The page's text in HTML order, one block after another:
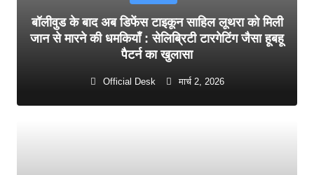
बॉलीवुड के बाद अब डिफेंस टाइकून साहिल लूथरा को मिली
जान से मारने की धमकियाँ : सेलिब्रिटी टारगेटिंग जैसा हूबहू
पैटर्न का खुलासा
Official Desk मार्च 2, 2026